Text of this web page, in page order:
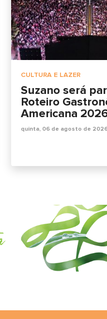
CULTURA E LAZER
Suzano será
Roteiro
Americana
quinta, 06 de agosto de